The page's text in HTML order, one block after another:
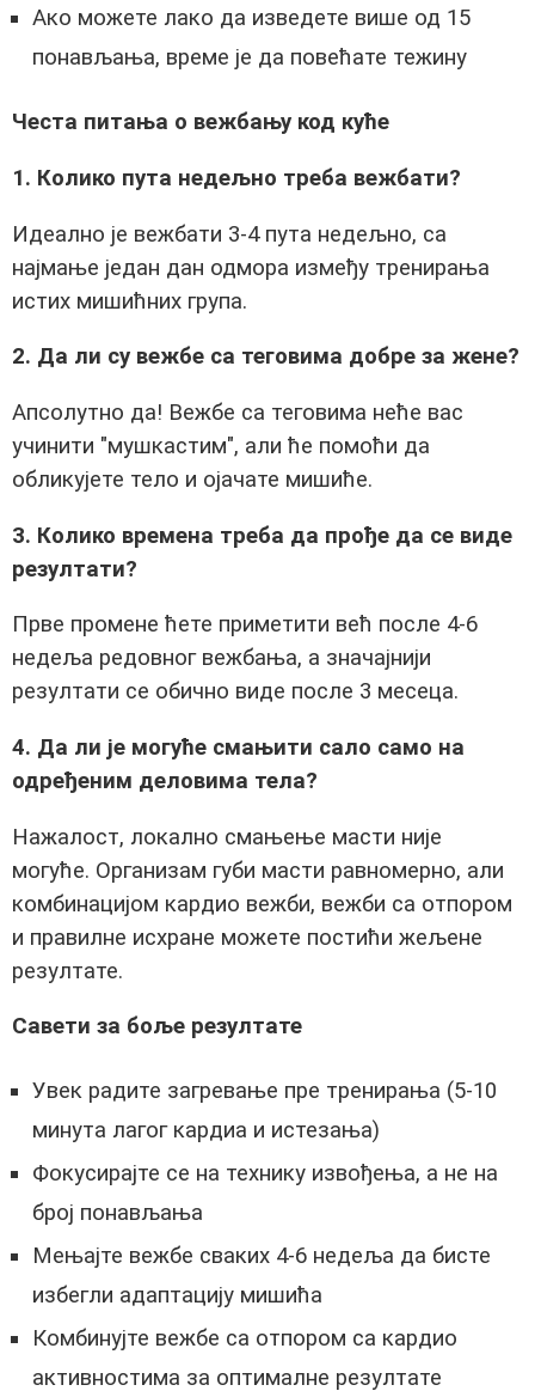
Ако можете лако да изведете више од 15
понављања, време је да повећате тежину
Честа питања о вежбању код куће
1. Колико пута недељно треба вежбати?
Идеално је вежбати 3-4 пута недељно, са
најмање један дан одмора између тренирања
истих мишићних група.
2. Да ли су вежбе са теговима добре за жене?
Апсолутно да! Вежбе са теговима неће вас
учинити "мушкастим", али ће помоћи да
обликујете тело и ојачате мишиће.
3. Колико времена треба да прође да се виде
резултати?
Прве промене ћете приметити већ после 4-6
недеља редовног вежбања, а значајнији
резултати се обично виде после 3 месеца.
4. Да ли је могуће смањити сало само на
одређеним деловима тела?
Нажалост, локално смањење масти није
могуће. Организам губи масти равномерно, али
комбинацијом кардио вежби, вежби са отпором
и правилне исхране можете постићи жељене
резултате.
Савети за боље резултате
Увек радите загревање пре тренирања (5-10
минута лагог кардиа и истезања)
Фокусирајте се на технику извођења, а не на
број понављања
Мењајте вежбе сваких 4-6 недеља да бисте
избегли адаптацију мишића
Комбинујте вежбе са отпором са кардио
активностима за оптималне резултате